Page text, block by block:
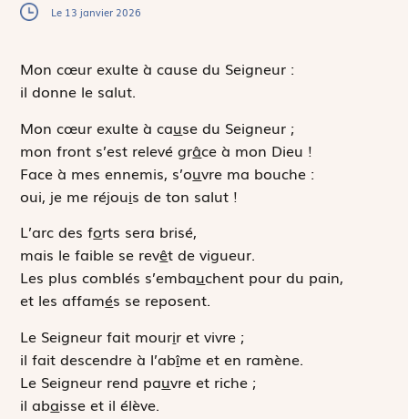
Le 13 janvier 2026
Mon cœur exulte à cause du Seigneur :
il donne le salut.
Mon cœur exulte à cause du Seigneur ;
mon front s’est relevé grâce à mon Dieu !
Face à mes ennemis, s’ouvre ma bouche :
oui, je me réjouis de ton salut !
L’arc des forts sera brisé,
mais le faible se revêt de vigueur.
Les plus comblés s’embauchent pour du pain,
et les affamés se reposent.
Le Seigneur fait mourir et vivre ;
il fait descendre à l’abîme et en ramène.
Le Seigneur rend pauvre et riche ;
il abaisse et il élève.